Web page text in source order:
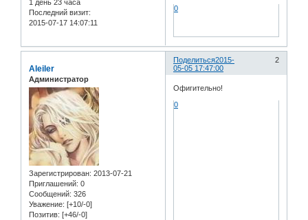
1 день 23 часа
Последний визит:
2015-07-17 14:07:11
0
Поделиться 2
2015-
05-05 17:47:00
Aleiler
Администратор
Зарегистрирован: 2013-07-21
Приглашений: 0
Сообщений: 326
Уважение: [+10/-0]
Позитив: [+46/-0]
Офигительно!
0